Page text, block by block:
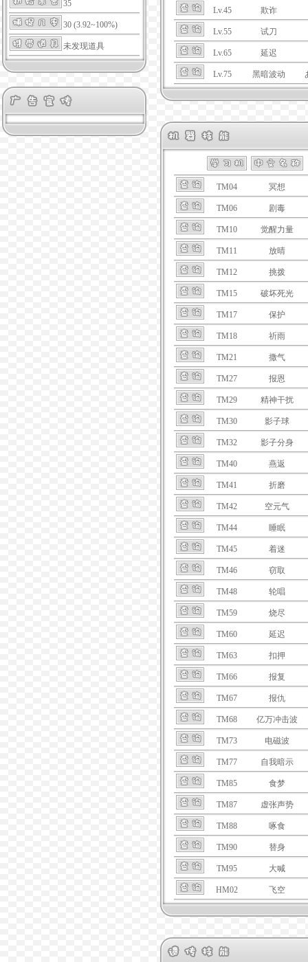
35
30 (3.92~100%)
未发现道具
Lv.45 欺诈
Lv.55 试刀
Lv.65 延迟
Lv.75 黑暗波动
TM04 冥想
TM06 剧毒
TM10 觉醒力量
TM11 放晴
TM12 挑拨
TM15 破坏死光
TM17 保护
TM18 祈雨
TM21 撒气
TM27 报恩
TM29 精神干扰
TM30 影子球
TM32 影子分身
TM40 燕返
TM41 折磨
TM42 空元气
TM44 睡眠
TM45 着迷
TM46 窃取
TM48 轮唱
TM59 烧尽
TM60 延迟
TM63 扣押
TM66 报复
TM67 报仇
TM68 亿万冲击波
TM73 电磁波
TM77 自我暗示
TM85 食梦
TM87 虚张声势
TM88 啄食
TM90 替身
TM95 大喊
HM02 飞空